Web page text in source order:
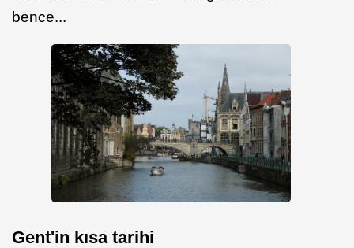
bence...
Gent'in kısa tarihi